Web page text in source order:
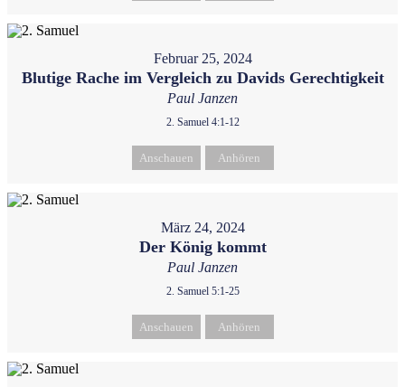
Februar 25, 2024
Blutige Rache im Vergleich zu Davids Gerechtigkeit
Paul Janzen
2. Samuel 4:1-12
Anschauen Anhören
März 24, 2024
Der König kommt
Paul Janzen
2. Samuel 5:1-25
Anschauen Anhören